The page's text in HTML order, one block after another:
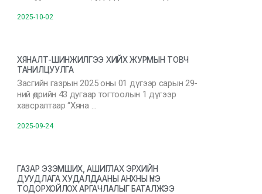
2025-10-02
ХЯНАЛТ-ШИНЖИЛГЭЭ ХИЙХ ЖУРМЫН ТОВЧ
ТАНИЛЦУУЛГА
Засгийн газрын 2025 оны 01 дүгээр сарын 29-
ний өдрийн 43 дугаар тогтоолын 1 дүгээр
хавсралтаар “Хяна …
2025-09-24
ГАЗАР ЭЗЭМШИХ, АШИГЛАХ ЭРХИЙН
ДУУДЛАГА ХУДАЛДААНЫ АНХНЫ ҮНЭ
ТОДОРХОЙЛОХ АРГАЧЛАЛЫГ БАТАЛЖЭЭ